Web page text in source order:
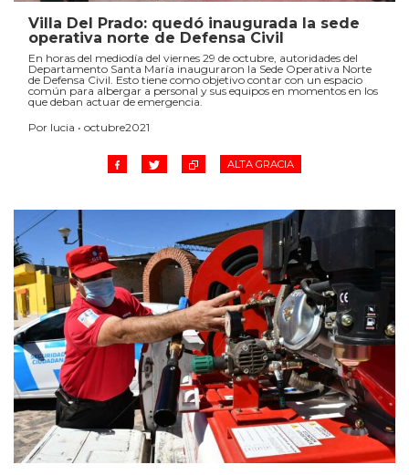
Villa Del Prado: quedó inaugurada la sede
operativa norte de Defensa Civil
En horas del mediodía del viernes 29 de octubre, autoridades del
Departamento Santa María inauguraron la Sede Operativa Norte
de Defensa Civil. Esto tiene como objetivo contar con un espacio
común para albergar a personal y sus equipos en momentos en los
que deban actuar de emergencia.
Por lucia • octubre2021
ALTA GRACIA